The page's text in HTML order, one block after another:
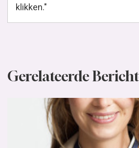
klikken."
Gerelateerde